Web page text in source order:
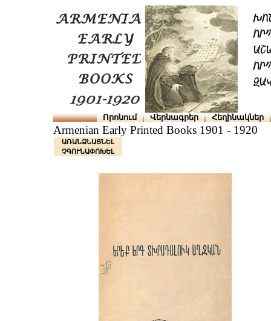
Որոնում Վերնագրեր Հեղինակներ
Armenian Early Printed Books 1901 - 1920
ԱՌԱՆՁՆԱՑՆԵԼ
ՉԳՈՒՆԱՓՈԽԵԼ